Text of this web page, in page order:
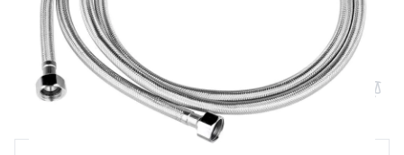
Vodovodní baterie pro kadeřnický salon
chromová
Maloobchodní cena